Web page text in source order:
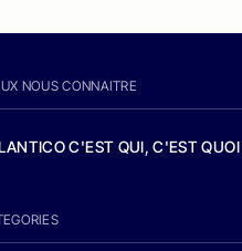
NOUS CONNAITRE
C'EST QUI, C'EST QUOI